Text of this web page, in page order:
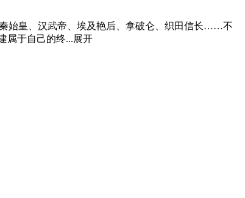
始皇、汉武帝、埃及艳后、拿破仑、织田信长……不
属于自己的终...展开